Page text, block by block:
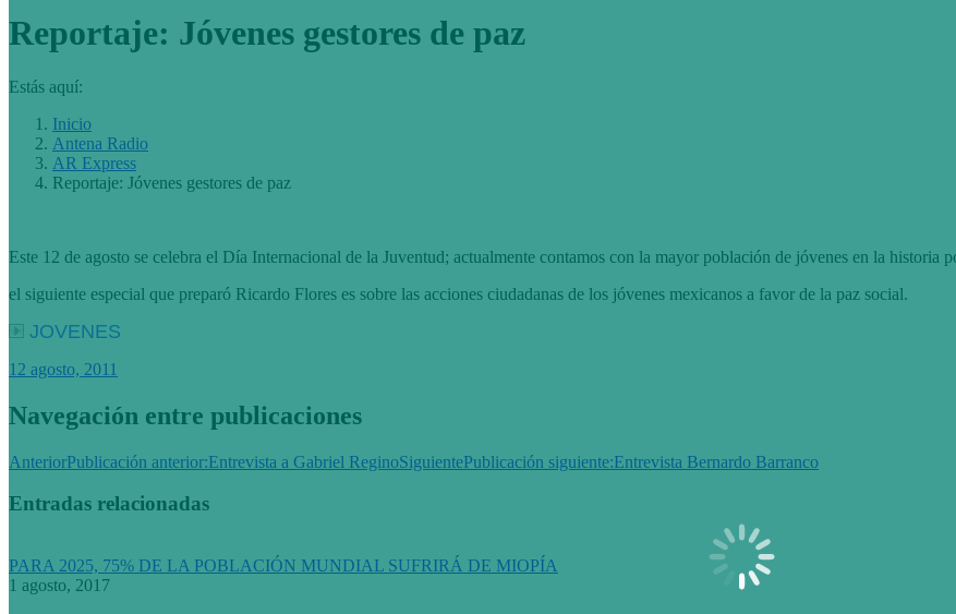
Reportaje: Jóvenes gestores de paz
Estás aquí:
Inicio
Antena Radio
AR Express
Reportaje: Jóvenes gestores de paz
Este 12 de agosto se celebra el Día Internacional de la Juventud; actualmente contamos con la mayor población de jóvenes en la historia
el siguiente especial que preparó Ricardo Flores es sobre las acciones ciudadanas de los jóvenes mexicanos a favor de la paz social.
JOVENES
12 agosto, 2011
Navegación entre publicaciones
AnteriorPublicación anterior:Entrevista a Gabriel ReginoSiguientePublicación siguiente:Entrevista Bernardo Barranco
Entradas relacionadas
PARA 2025, 75% DE LA POBLACIÓN MUNDIAL SUFRIRÁ DE MIOPÍA
1 agosto, 2017